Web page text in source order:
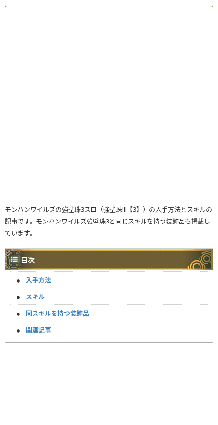
モンハンワイルズの強壁珠3スロ（強壁珠Ⅲ【3】）の入手方法とスキルの
記事です。モンハンワイルズ強壁珠3と同じスキルを持つ装飾品も掲載し
ています。
目次
入手方法
スキル
同スキルを持つ装飾品
関連記事